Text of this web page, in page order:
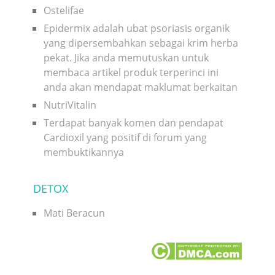
Ostelifae
Epidermix adalah ubat psoriasis organik
yang dipersembahkan sebagai krim herba
pekat. Jika anda memutuskan untuk
membaca artikel produk terperinci ini
anda akan mendapat maklumat berkaitan
NutriVitalin
Terdapat banyak komen dan pendapat
Cardioxil yang positif di forum yang
membuktikannya
DETOX
Mati Beracun